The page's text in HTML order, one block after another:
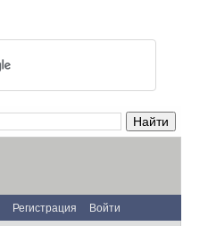
Регистрация Войти